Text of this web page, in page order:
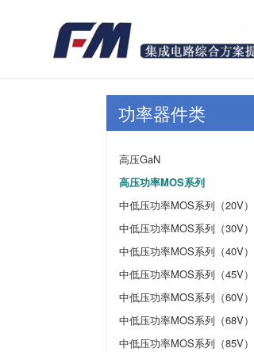
功率器件类
高压GaN
高压功率MOS系列
中低压功率MOS系列（20V）
中低压功率MOS系列（30V）
中低压功率MOS系列（40V）
中低压功率MOS系列（45V）
中低压功率MOS系列（60V）
中低压功率MOS系列（68V）
中低压功率MOS系列（85V）